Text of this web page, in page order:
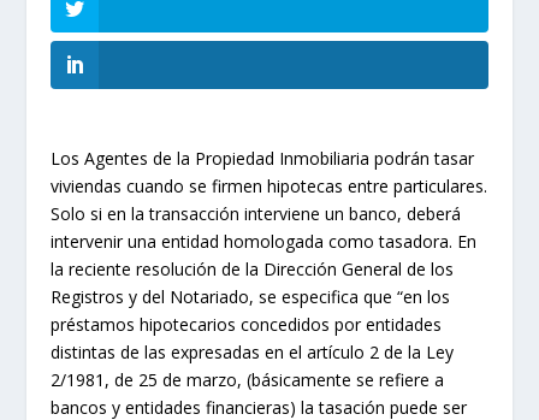
Los Agentes de la Propiedad Inmobiliaria podrán tasar
viviendas cuando se firmen hipotecas entre particulares.
Solo si en la transacción interviene un banco, deberá
intervenir una entidad homologada como tasadora. En
la reciente resolución de la Dirección General de los
Registros y del Notariado, se especifica que “en los
préstamos hipotecarios concedidos por entidades
distintas de las expresadas en el artículo 2 de la Ley
2/1981, de 25 de marzo, (básicamente se refiere a
bancos y entidades financieras) la tasación puede ser